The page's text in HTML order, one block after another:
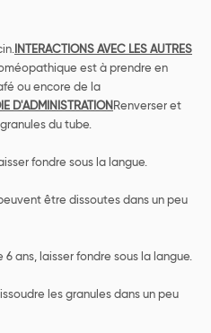
INTERACTIONS AVEC LES AUTRES
est à prendre en
ou encore de la
D'ADMINISTRATION Renverser et
du tube.
fondre sous la langue.
être dissoutes dans un peu
ans, laisser fondre sous la langue.
les granules dans un peu